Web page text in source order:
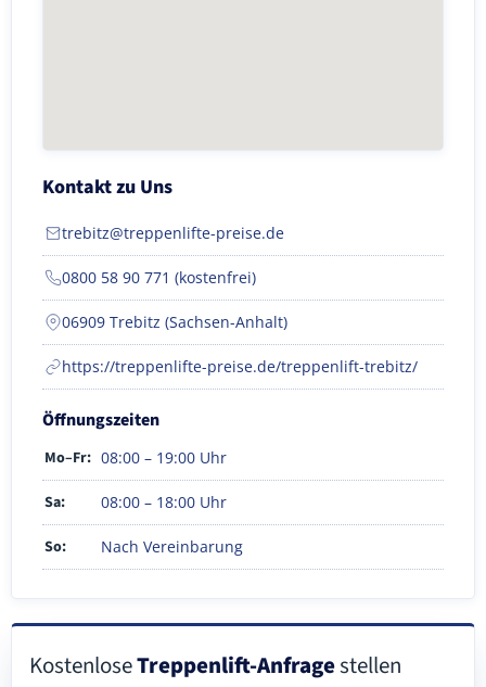
Kontakt zu Uns
trebitz@treppenlifte-preise.de
0800 58 90 771 (kostenfrei)
06909 Trebitz (Sachsen-Anhalt)
https://treppenlifte-preise.de/treppenlift-trebitz/
Öffnungszeiten
Mo–Fr: 08:00 – 19:00 Uhr
Sa: 08:00 – 18:00 Uhr
So: Nach Vereinbarung
KostenloseTreppenlift-Anfragestellen